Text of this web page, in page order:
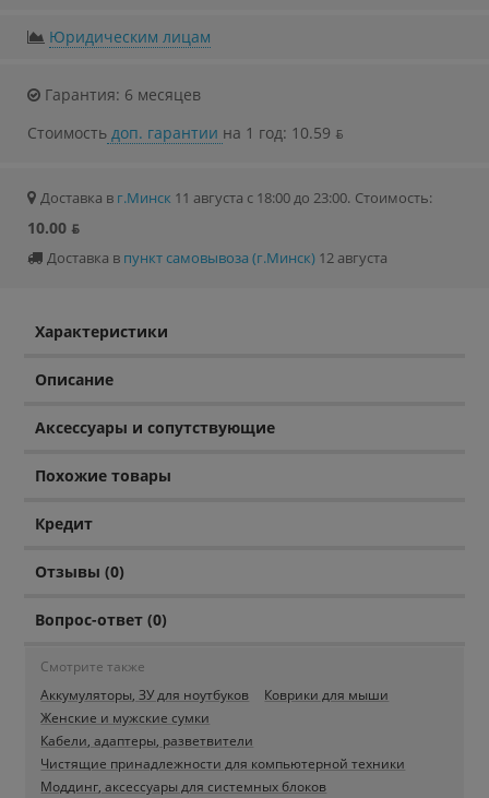
Юридическим лицам
Гарантия: 6 месяцев
Стоимость доп. гарантии на 1 год: 10.59 ƃ
Доставка в г.Минск 11 августа с 18:00 до 23:00. Стоимость:
10.00 ƃ
Доставка в пункт самовывоза (г.Минск) 12 августа
Характеристики
Описание
Аксессуары и сопутствующие
Похожие товары
Кредит
Отзывы (0)
Вопрос-ответ (0)
Смотрите также
Аккумуляторы, ЗУ для ноутбуков
Коврики для мыши
Женские и мужские сумки
Кабели, адаптеры, разветвители
Чистящие принадлежности для компьютерной техники
Моддинг, аксессуары для системных блоков